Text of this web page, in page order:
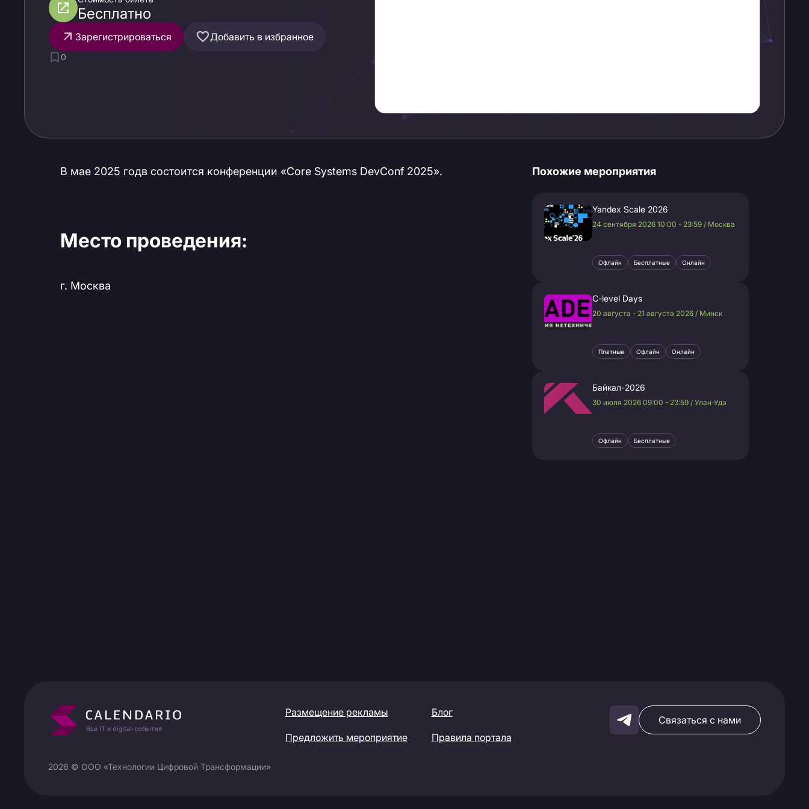
Бесплатно
Зарегистрироваться Добавить в избранное
0
В мае 2025 годв состоится конференции «Core Systems DevConf 2025».
Место проведения:
г. Москва
Похожие мероприятия
Yandex Scale 2026
24 сентября 2026 10:00 - 23:59 / Москва
Офлайн Бесплатные Онлайн
C-level Days
20 августа - 21 августа 2026 / Минск
Платные Офлайн Онлайн
Байкал-2026
30 июля 2026 09:00 - 23:59 / Улан-Удэ
Офлайн Бесплатные
Размещение рекламы Блог
Предложить мероприятие Правила портала
Связаться с нами
2026 © ООО «Технологии Цифровой Трансформации»